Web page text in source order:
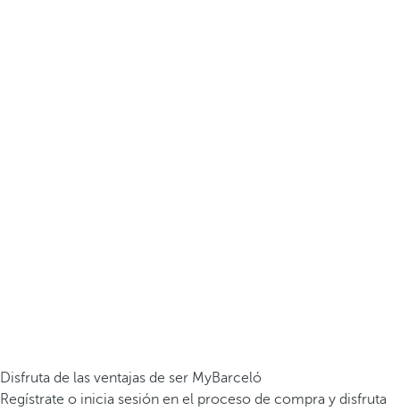
Disfruta de las ventajas de ser MyBarceló
Regístrate o inicia sesión en el proceso de compra y disfruta